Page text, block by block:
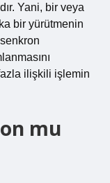
Yani, bir veya
bir yürütmenin
ilişkili işlemin
mu